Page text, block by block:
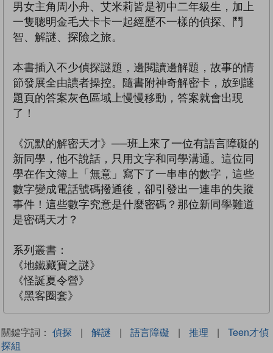
男女主角周小舟、艾米莉皆是初中二年級生，加上
一隻聰明金毛犬卡卡一起經歷不一樣的偵探、鬥
智、解謎、探險之旅。
本書插入不少偵探謎題，邊閱讀邊解題，故事的情
節發展全由讀者操控。隨書附神奇解密卡，放到謎
題頁的答案灰色區域上慢慢移動，答案就會出現
了！
《沉默的解密天才》──班上來了一位有語言障礙的
新同學，他不說話，只用文字和同學溝通。這位同
學在作文簿上「無意」寫下了一串串的數字，這些
數字變成電話號碼撥通後，卻引發出一連串的失蹤
事件！這些數字究意是什麼密碼？那位新同學難道
是密碼天才？
系列叢書：
《地鐵藏寶之謎》
《怪誕夏令營》
《黑客圈套》
關鍵字詞： 偵探 | 解謎 | 語言障礙 | 推理 |
Teen才偵
探組